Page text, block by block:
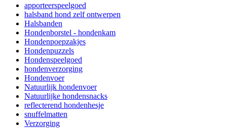
apporteerspeelgoed
halsband hond zelf ontwerpen
Halsbanden
Hondenborstel - hondenkam
Hondenpoepzakjes
Hondenpuzzels
Hondenspeelgoed
hondenverzorging
Hondenvoer
Natuurlijk hondenvoer
Natuurlijke hondensnacks
reflecterend hondenhesje
snuffelmatten
Verzorging